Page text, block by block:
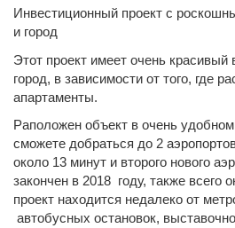
Инвестиционный проект с
и город
Этот проект имеет очень красивый
город, в зависимости от того, где
апартаменты.
Раположен объект в очень
сможете добраться до 2
около 13 минут и второго нового
закончен в 2018 году, также всего
проект находится недалеко от
автобусных остановок,